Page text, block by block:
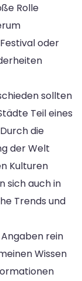
Rolle
oder
sollten
Teil eines
die
der Welt
Kulturen
sich auch in
Trends und
rein
Wissen